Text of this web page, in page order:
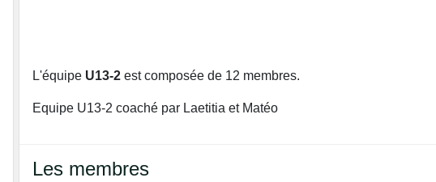
L'équipe U13-2 est composée de 12 membres.
Equipe U13-2 coaché par Laetitia et Matéo
Les membres